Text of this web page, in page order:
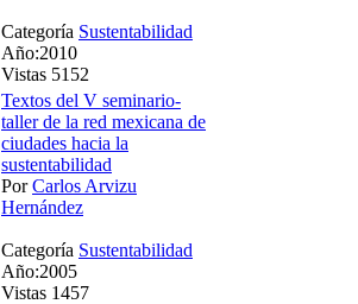
Categoría Sustentabilidad
Año:2010
Vistas 5152
Textos del V seminario-
taller de la red mexicana de
ciudades hacia la
sustentabilidad
PorCarlos Arvizu
Hernández
Categoría Sustentabilidad
Año:2005
Vistas 1457